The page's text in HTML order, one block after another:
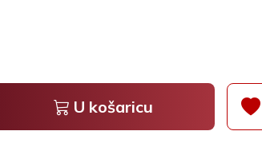
U košaricu